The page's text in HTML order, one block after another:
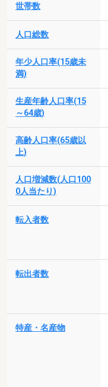
世帯数
人口総数
年少人口率(15歳未
満)
生産年齢人口率(15
～64歳)
高齢人口率(65歳以
上)
人口増減数(人口100
0人当たり)
転入者数
転出者数
特産・名産物